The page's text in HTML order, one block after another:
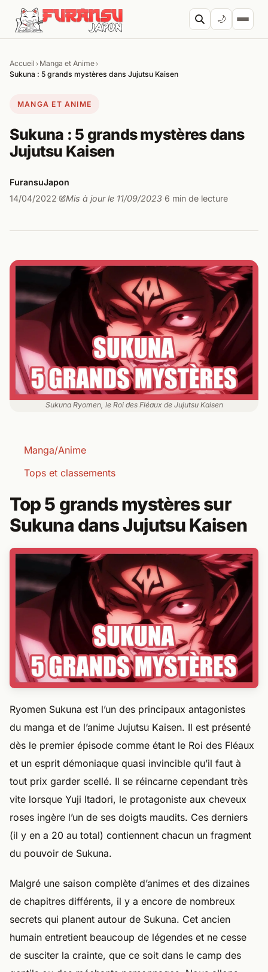
Aller au contenu
🌙
Accueil › Manga et Anime›
Sukuna : 5 grands mystères dans Jujutsu Kaisen
MANGA ET ANIME
Sukuna : 5 grands mystères dans
Jujutsu Kaisen
FuransuJapon
14/04/2022· Mis à jour le 11/09/2023· 6 min de lecture
Sukuna Ryomen, le Roi des Fléaux de Jujutsu Kaisen
Manga/Anime
Tops et classements
Top 5 grands mystères sur
Sukuna dans Jujutsu Kaisen
Ryomen Sukuna est l’un des principaux antagonistes
du manga et de l’anime Jujutsu Kaisen. Il est présenté
dès le premier épisode comme étant le Roi des Fléaux
et un esprit démoniaque quasi invincible qu’il faut à
tout prix garder scellé. Il se réincarne cependant très
vite lorsque Yuji Itadori, le protagoniste aux cheveux
roses ingère l’un de ses doigts maudits. Ces derniers
(il y en a 20 au total) contiennent chacun un fragment
du pouvoir de Sukuna.
Malgré une saison complète d’animes et des dizaines
de chapitres différents, il y a encore de nombreux
secrets qui planent autour de Sukuna. Cet ancien
humain entretient beaucoup de légendes et ne cesse
de susciter la crainte, que ce soit dans le camp des